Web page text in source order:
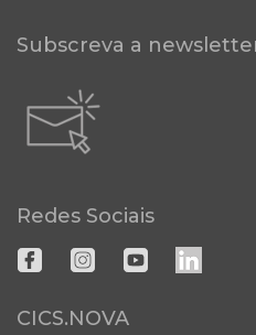
Subscreva a
Redes Sociais
CICS.NOVA